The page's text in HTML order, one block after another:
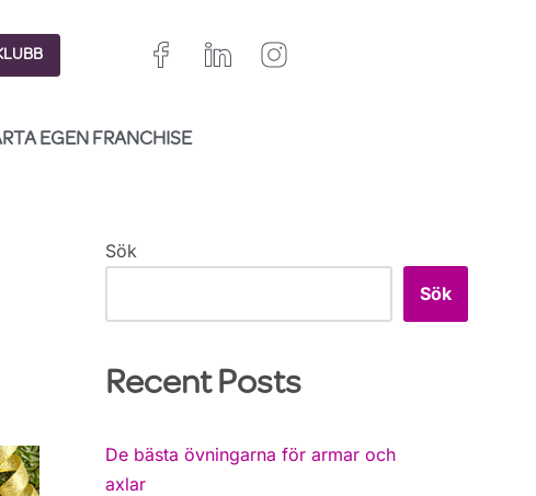
EGEN FRANCHISE
Sök
Sök
Recent Posts
De bästa övningarna för armar och
axlar